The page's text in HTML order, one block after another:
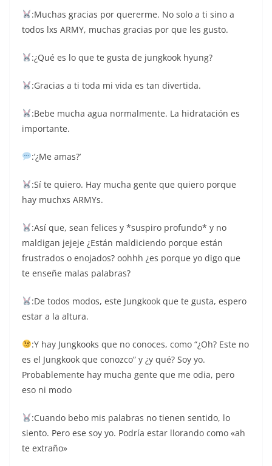
:Muchas gracias por quererme. No solo a ti sino a
todos lxs ARMY, muchas gracias por que les gusto.
:¿Qué es lo que te gusta de jungkook hyung?
:Gracias a ti toda mi vida es tan divertida.
:Bebe mucha agua normalmente. La hidratación es
importante.
:’¿Me amas?’
:Sí te quiero. Hay mucha gente que quiero porque
hay muchxs ARMYs.
:Así que, sean felices y *suspiro profundo* y no
maldigan jejeje ¿Están maldiciendo porque están
frustrados o enojados? oohhh ¿es porque yo digo que
te enseñe malas palabras?
:De todos modos, este Jungkook que te gusta, espero
estar a la altura.
:Y hay Jungkooks que no conoces, como “¿Oh? Este no
es el Jungkook que conozco” y ¿y qué? Soy yo.
Probablemente hay mucha gente que me odia, pero
eso ni modo
:Cuando bebo mis palabras no tienen sentido, lo
siento. Pero ese soy yo. Podría estar llorando como «ah
te extraño»